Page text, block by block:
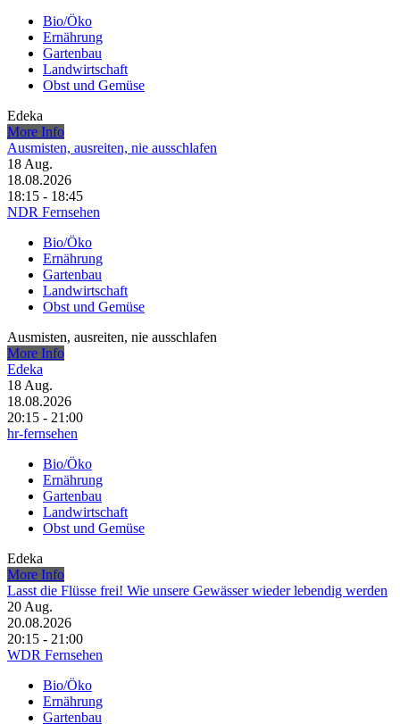
Bio/Öko
Ernährung
Gartenbau
Landwirtschaft
Obst und Gemüse
Edeka
More Info
Ausmisten, ausreiten, nie ausschlafen
18 Aug.
18.08.2026
18:15 - 18:45
NDR Fernsehen
Bio/Öko
Ernährung
Gartenbau
Landwirtschaft
Obst und Gemüse
Ausmisten, ausreiten, nie ausschlafen
More Info
Edeka
18 Aug.
18.08.2026
20:15 - 21:00
hr-fernsehen
Bio/Öko
Ernährung
Gartenbau
Landwirtschaft
Obst und Gemüse
Edeka
More Info
Lasst die Flüsse frei! Wie unsere Gewässer wieder lebendig werden
20 Aug.
20.08.2026
20:15 - 21:00
WDR Fernsehen
Bio/Öko
Ernährung
Gartenbau